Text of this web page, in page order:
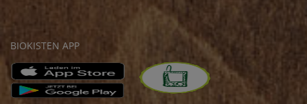
BIOKISTEN APP